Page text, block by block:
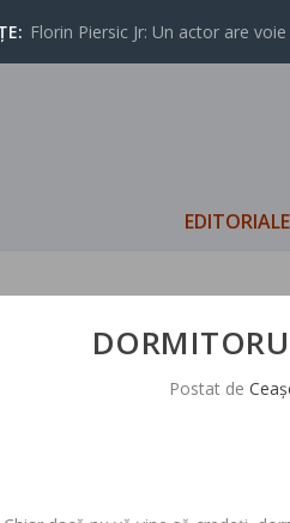
Florin Piersic Jr: Un actor are
EDITORIALE
Postat de